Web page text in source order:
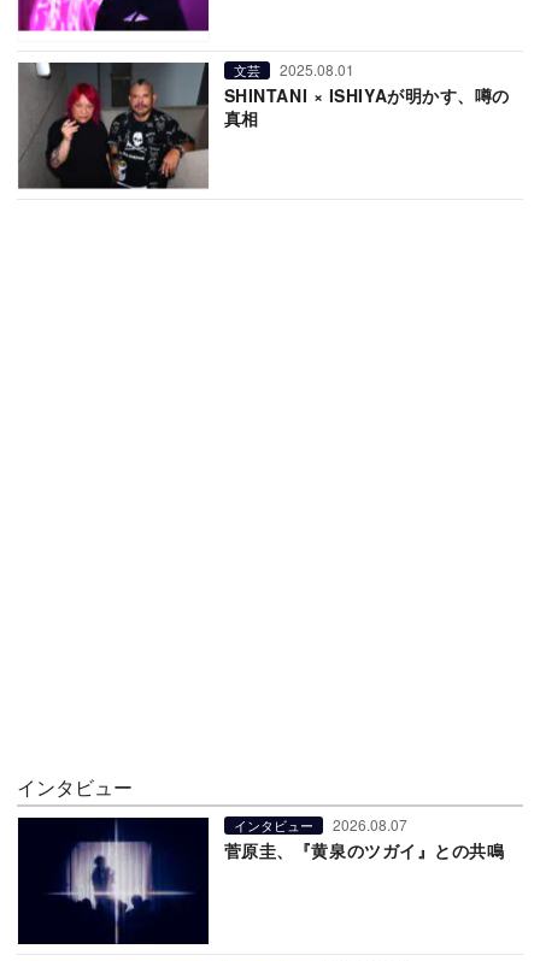
文芸 2025.08.01
SHINTANI × ISHIYAが明かす、噂の
真相
インタビュー
インタビュー 2026.08.07
菅原圭、『黄泉のツガイ』との共鳴